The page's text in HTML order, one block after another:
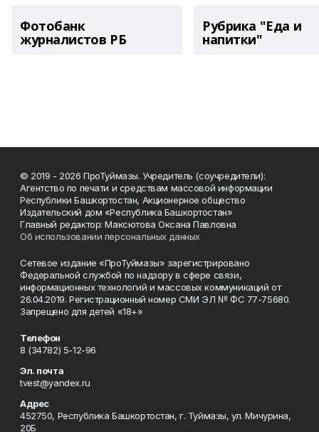
Фотобанк
журналистов РБ
Рубрика "Еда и
напитки"
© 2019 - 2026 ПроТуймазы. Учредитель (соучредители):
Агентство по печати и средствам массовой информации
Республики Башкортостан, Акционерное общество
Издательский дом «Республика Башкортостан»
Главный редактор: Максютова Оксана Павловна
Об использовании персональных данных
Сетевое издание «ПроТуймазы» зарегистрировано
Федеральной службой по надзору в сфере связи,
информационных технологий и массовых коммуникаций от
26.04.2019. Регистрационный номер СМИ ЭЛ № ФС 77-75680.
Запрещено для детей «18+»
Телефон
8 (34782) 5-12-96
Эл. почта
tvest@yandex.ru
Адрес
452750, Республика Башкортостан, г. Туймазы, ул. Мичурина,
20Б